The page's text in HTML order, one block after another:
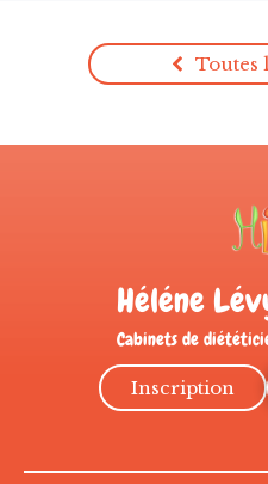
Toutes
Héléne
Cabinets de
Inscription